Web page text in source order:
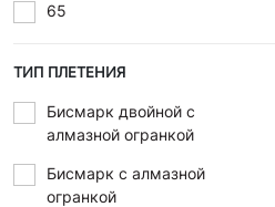
65
ТИП ПЛЕТЕНИЯ
Бисмарк двойной с
алмазной огранкой
Бисмарк с алмазной
огранкой